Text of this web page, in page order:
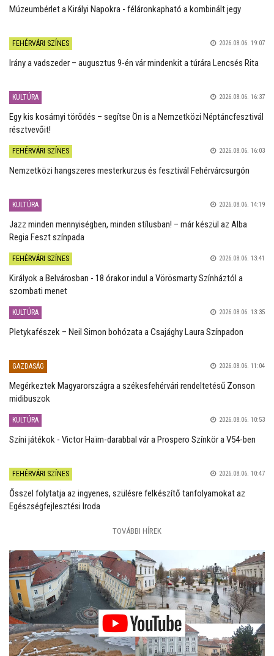
Múzeumbérlet a Királyi Napokra - féláronkapható a kombinált jegy
FEHÉRVÁRI SZÍNES 2026.08.06. 19:07
Irány a vadszeder – augusztus 9-én vár mindenkit a túrára Lencsés Rita
KULTÚRA 2026.08.06. 16:37
Egy kis kosárnyi törődés – segítse Ön is a Nemzetközi Néptáncfesztivál
résztvevőit!
FEHÉRVÁRI SZÍNES 2026.08.06. 16:03
Nemzetközi hangszeres mesterkurzus és fesztivál Fehérvárcsurgón
KULTÚRA 2026.08.06. 14:19
Jazz minden mennyiségben, minden stílusban! – már készül az Alba
Regia Feszt színpada
FEHÉRVÁRI SZÍNES 2026.08.06. 13:41
Királyok a Belvárosban - 18 órakor indul a Vörösmarty Színháztól a
szombati menet
KULTÚRA 2026.08.06. 13:35
Pletykafészek – Neil Simon bohózata a Csajághy Laura Színpadon
GAZDASÁG 2026.08.06. 11:04
Megérkeztek Magyarországra a székesfehérvári rendeltetésű Zonson
midibuszok
KULTÚRA 2026.08.06. 10:53
Színi játékok - Victor Haïm-darabbal vár a Prospero Színkör a V54-ben
FEHÉRVÁRI SZÍNES 2026.08.06. 10:47
Ősszel folytatja az ingyenes, szülésre felkészítő tanfolyamokat az
Egészségfejlesztési Iroda
TOVÁBBI HÍREK